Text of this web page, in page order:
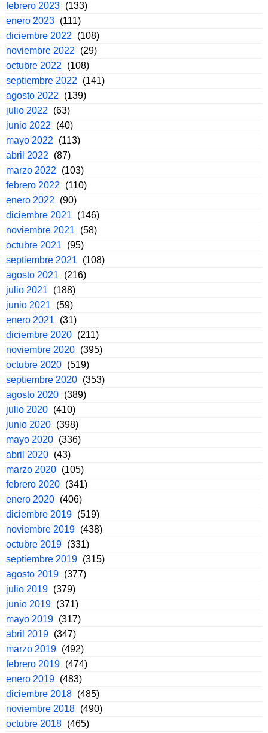
febrero 2023 (133)
enero 2023 (111)
diciembre 2022
(108)
noviembre 2022
(29)
octubre 2022
(108)
septiembre 2022
(141)
agosto 2022
(139)
julio 2022
(63)
junio 2022
(40)
mayo 2022
(113)
abril 2022
(87)
marzo 2022
(103)
febrero 2022
(110)
enero 2022
(90)
diciembre 2021
(146)
noviembre 2021
(58)
octubre 2021
(95)
septiembre 2021
(108)
agosto 2021
(216)
julio 2021
(188)
junio 2021
(59)
enero 2021
(31)
diciembre 2020 (211)
noviembre 2020 (395)
octubre 2020 (519)
septiembre 2020 (353)
agosto 2020 (389)
julio 2020 (410)
junio 2020 (398)
mayo 2020 (336)
abril 2020 (43)
marzo 2020 (105)
febrero 2020 (341)
enero 2020 (406)
diciembre 2019 (519)
noviembre 2019 (438)
octubre 2019 (331)
septiembre 2019 (315)
agosto 2019 (377)
julio 2019 (379)
junio 2019 (371)
mayo 2019 (317)
abril 2019 (347)
marzo 2019 (492)
febrero 2019 (474)
enero 2019 (483)
diciembre 2018 (485)
noviembre 2018 (490)
octubre 2018 (465)